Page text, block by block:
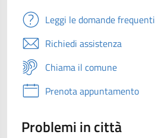
Leggi le domande frequenti
Richiedi assistenza
Chiama il comune
Prenota appuntamento
Problemi in città